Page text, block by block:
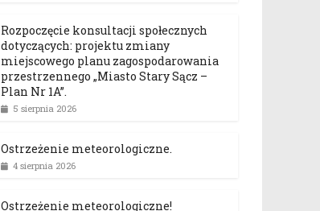
Rozpoczęcie konsultacji społecznych
dotyczących: projektu zmiany
miejscowego planu zagospodarowania
przestrzennego „Miasto Stary Sącz –
Plan Nr 1A”.
5 sierpnia 2026
Ostrzeżenie meteorologiczne.
4 sierpnia 2026
Ostrzeżenie meteorologiczne!